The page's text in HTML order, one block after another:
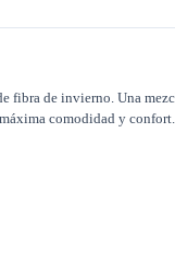
de invierno. Una
comodidad y confort.